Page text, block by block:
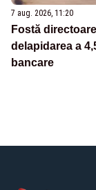
7 aug. 2026, 11:20
Fostă
delapidarea a
bancare